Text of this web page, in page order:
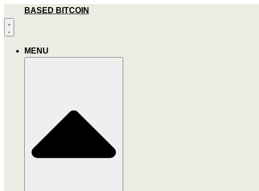
Inhalt
wechseln
BASED BITCOIN
MENU